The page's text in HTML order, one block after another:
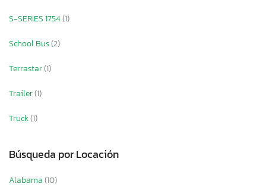
S-SERIES 1754(1)
School Bus(2)
Terrastar(1)
Trailer(1)
Truck(1)
Búsqueda por Locación
Alabama(10)